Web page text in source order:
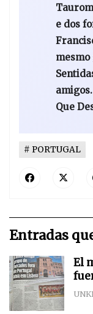
e dos
amigos.
Que
PORTUGAL
Entradas
El